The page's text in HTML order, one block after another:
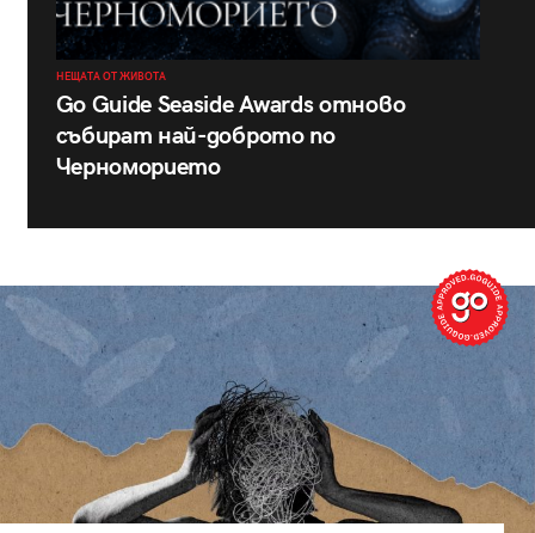
НЕЩАТА ОТ ЖИВОТА
Go Guide Seaside Awards отново
събират най-доброто по
Черноморието